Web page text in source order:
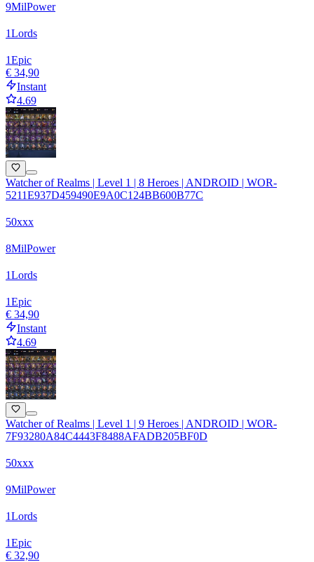
9MilPower
1Lords
1Epic
€ 34,90
Instant
4.69
Watcher of Realms | Level 1 | 8 Heroes | ANDROID | WOR-
5211E937D459490E9A0C124BB600B77C
50xxx
8MilPower
1Lords
1Epic
€ 34,90
Instant
4.69
Watcher of Realms | Level 1 | 9 Heroes | ANDROID | WOR-
7F93280A84C4443F8488AFADB205BF0D
50xxx
9MilPower
1Lords
1Epic
€ 32,90